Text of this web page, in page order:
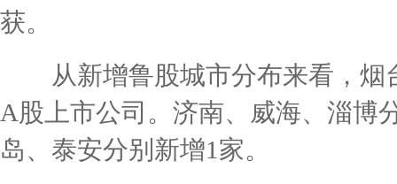
获。
从新增鲁股城市分布来看，烟
A股上市公司。济南、威海、淄博
岛、泰安分别新增1家。